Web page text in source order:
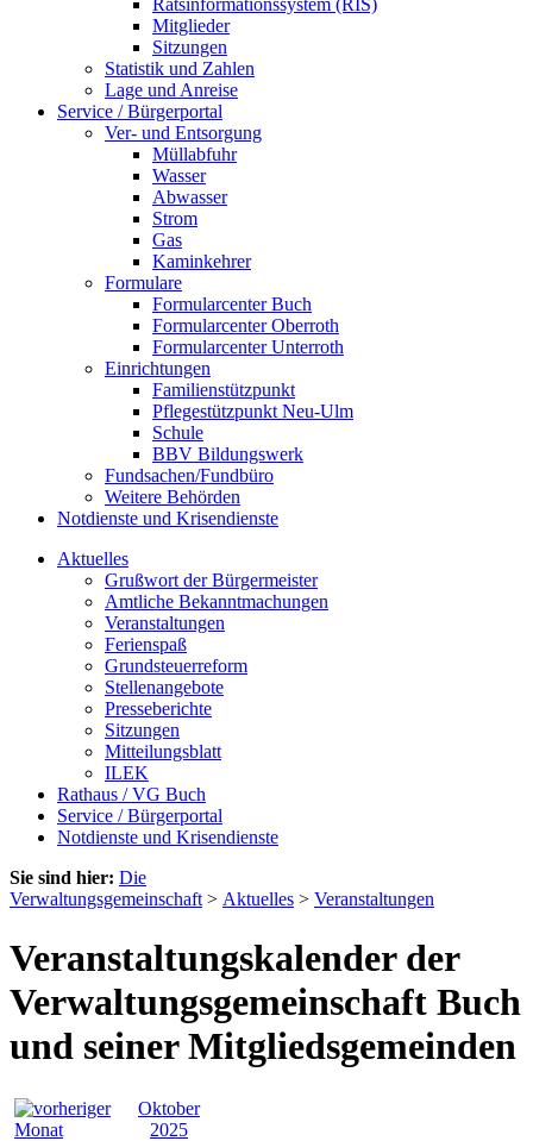
Ratsinformationssystem (RIS)
Mitglieder
Sitzungen
Statistik und Zahlen
Lage und Anreise
Service / Bürgerportal
Ver- und Entsorgung
Müllabfuhr
Wasser
Abwasser
Strom
Gas
Kaminkehrer
Formulare
Formularcenter Buch
Formularcenter Oberroth
Formularcenter Unterroth
Einrichtungen
Familienstützpunkt
Pflegestützpunkt Neu-Ulm
Schule
BBV Bildungswerk
Fundsachen/Fundbüro
Weitere Behörden
Notdienste und Krisendienste
Aktuelles
Grußwort der Bürgermeister
Amtliche Bekanntmachungen
Veranstaltungen
Ferienspaß
Grundsteuerreform
Stellenangebote
Presseberichte
Sitzungen
Mitteilungsblatt
ILEK
Rathaus / VG Buch
Service / Bürgerportal
Notdienste und Krisendienste
Sie sind hier: Die
Verwaltungsgemeinschaft > Aktuelles > Veranstaltungen
Veranstaltungskalender der
Verwaltungsgemeinschaft Buch
und seiner Mitgliedsgemeinden
Oktober
2025